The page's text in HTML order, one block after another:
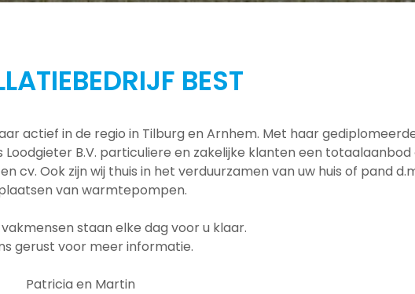
BEST
actief in de regio in Tilburg en Arnhem. Met haar
B.V. particuliere en zakelijke klanten een totaalaanbod
cv. Ook zijn wij thuis in het verduurzamen van uw huis of pand
van warmtepompen.
staan elke dag voor u klaar.
gerust voor meer informatie.
Patricia en Martin